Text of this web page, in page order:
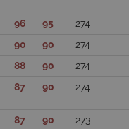
96 95 274
90 90 274
88 90 274
87 90 274
87 90 273